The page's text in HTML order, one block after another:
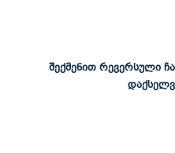
შექმენით რევერსული